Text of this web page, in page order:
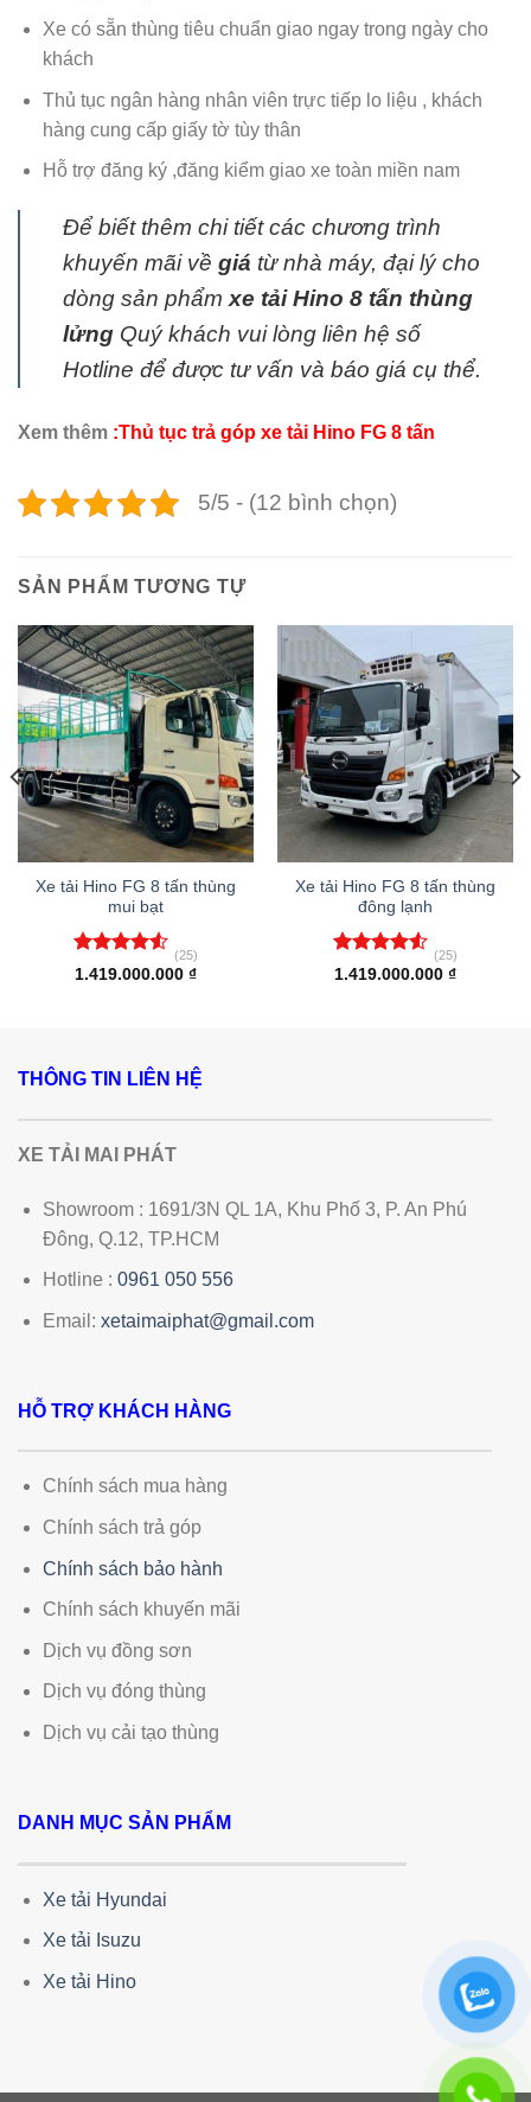
Xe có sẵn thùng tiêu chuẩn giao ngay trong ngày cho
khách
Thủ tục ngân hàng nhân viên trực tiếp lo liệu , khách
hàng cung cấp giấy tờ tùy thân
Hỗ trợ đăng ký ,đăng kiểm giao xe toàn miền nam
Để biết thêm chi tiết các chương trình
khuyến mãi về giá từ nhà máy, đại lý cho
dòng sản phẩmxe tải Hino 8 tấn thùng
lửng Quý khách vui lòng liên hệ số
Hotline để được tư vấn và báo giá cụ thể.
Xem thêm :Thủ tục trả góp xe tải Hino FG 8 tấn
5/5 - (12 bình chọn)
SẢN PHẨM TƯƠNG TỰ
Xe tải Hino FG 8 tấn thùng
mui bạt
Được xếp
(25)
1.419.000.000 ₫
Xe tải Hino FG 8 tấn thùng
đông lạnh
Được xếp
(25)
1.419.000.000 ₫
THÔNG TIN LIÊN HỆ
XE TẢI MAI PHÁT
Showroom : 1691/3N QL 1A, Khu Phố 3, P. An Phú
Đông, Q.12, TP.HCM
Hotline : 0961 050 556
Email: xetaimaiphat@gmail.com
HỖ TRỢ KHÁCH HÀNG
Chính sách mua hàng
Chính sách trả góp
Chính sách bảo hành
Chính sách khuyến mãi
Dịch vụ đồng sơn
Dịch vụ đóng thùng
Dịch vụ cải tạo thùng
DANH MỤC SẢN PHẨM
Xe tải Hyundai
Xe tải Isuzu
Xe tải Hino